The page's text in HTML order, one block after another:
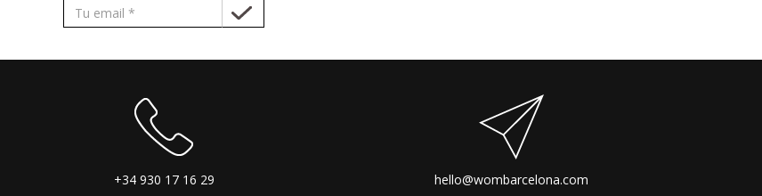
+34 930 17 16 29 hello@wombarcelona.com